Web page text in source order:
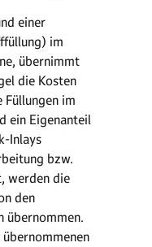
einer
im
übernimmt
die Kosten
im
ein Eigenanteil
Inlays
bzw.
werden die
den
übernommen.